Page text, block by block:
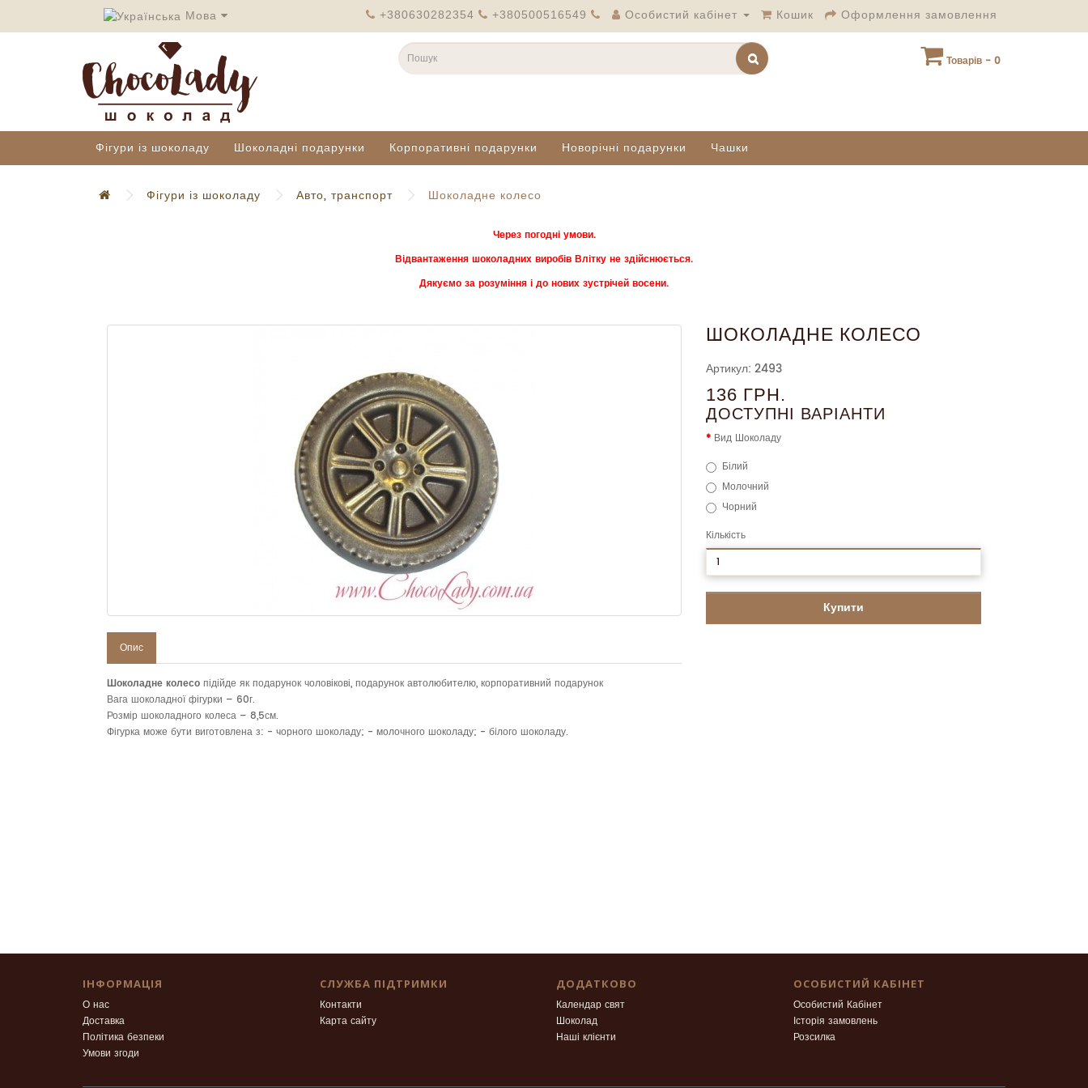
Мова +380630282354 +380500516549 Особистий кабінет Кошик Оформлення замовлення
Товарів - 0
Фігури із шоколаду Шоколадні подарунки Корпоративні подарунки Новорічні подарунки Чашки
Фігури із шоколаду Авто, транспорт Шоколадне колесо
Через погодні умови.
Відвантаження шоколадних виробів Влітку не здійснюється.
Дякуємо за розуміння і до нових зустрічей восени.
Опис
Шоколадне колесо підійде як подарунок чоловікові, подарунок автолюбителю, корпоративний подарунок
Вага шоколадної фігурки – 60г.
Розмір шоколадного колеса – 8,5см.
Фігурка може бути виготовлена з: - чорного шоколаду; - молочного шоколаду; - білого шоколаду.
ШОКОЛАДНЕ КОЛЕСО
Артикул: 2493
136 ГРН.
ДОСТУПНІ ВАРІАНТИ
Вид Шоколаду
Білий
Молочний
Чорний
Кількість
Купити
ІНФОРМАЦІЯ
О нас
Доставка
Політика безпеки
Умови згоди
СЛУЖБА ПІДТРИМКИ
Контакти
Карта сайту
ДОДАТКОВО
Календар свят
Шоколад
Наші клієнти
ОСОБИСТИЙ КАБІНЕТ
Особистий Кабінет
Історія замовлень
Розсилка